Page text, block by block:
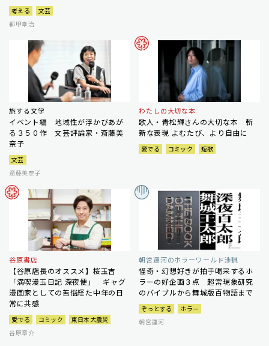
考える
文芸
都甲幸治
旅する文学
イベント編 地域性が浮かびあが
る３５０作 文芸評論家・斎藤美
奈子
文芸
斎藤美奈子
わたしの大切な本
歌人・青松輝さんの大切な本 斬
新な表現 よむたび、より自由に
愛でる コミック 短歌
谷原書店
【谷原店長のオススメ】桜玉吉
「満喫漫玉日記 深夜便」 ギャグ
漫画家としての苦悩経た中年の日
常に共感
愛でる コミック
東日本大震災
谷原章介
朝宮運河のホラーワールド渉猟
怪奇・幻想好きが拍手喝采するホ
ラーの好企画３点 超常現象研究
のバイブルから舞城版百物語まで
ぞっとする
ホラー
朝宮運河